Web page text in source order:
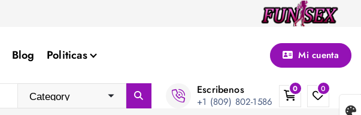
Blog Politicas Mi cuenta
Escribenos
+1 (809) 802-1586
0 0